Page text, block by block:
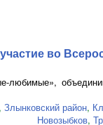
во
любимые»,
, Злынковский район,
Новозыбков,